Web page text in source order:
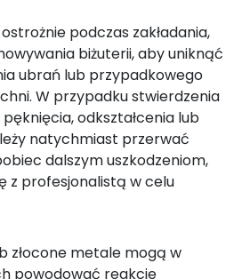
podczas zakładania,
biżuterii, aby uniknąć
ubrań lub przypadkowego
W przypadku stwierdzenia
odkształcenia lub
natychmiast przerwać
dalszym uszkodzeniom,
z profesjonalistą w celu
złocone metale mogą w
powodować reakcje